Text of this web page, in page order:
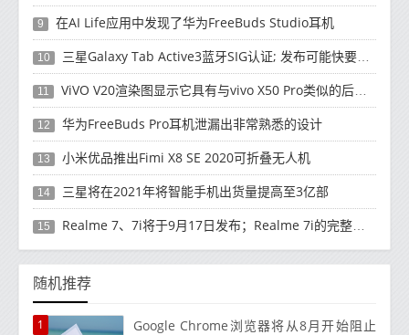
9 在AI Life应用中发现了华为FreeBuds Studio耳机
10 三星Galaxy Tab Active3蓝牙SIG认证; 发布可能快要结束了
11 ViVO V20渲染图显示它具有与vivo X50 Pro类似的后部设计
12 华为FreeBuds Pro耳机泄漏出非常熟悉的设计
13 小米优品推出Fimi X8 SE 2020可折叠无人机
14 三星将在2021年将智能手机出货量提高至3亿部
15 Realme 7、7i将于9月17日发布；Realme 7i的完整规格并导致泄漏
随机推荐
1
Google Chrome浏览器将从8月开始阻止